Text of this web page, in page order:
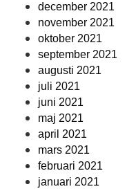
december 2021
november 2021
oktober 2021
september 2021
augusti 2021
juli 2021
juni 2021
maj 2021
april 2021
mars 2021
februari 2021
januari 2021